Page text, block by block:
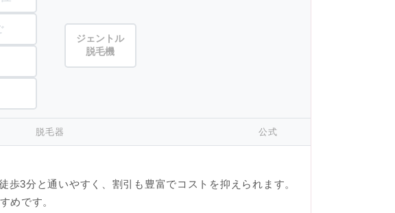
ジェントル
脱毛機
脱毛器 公式
3分と通いやすく、割引も豊富でコストを抑えられます。
めです。